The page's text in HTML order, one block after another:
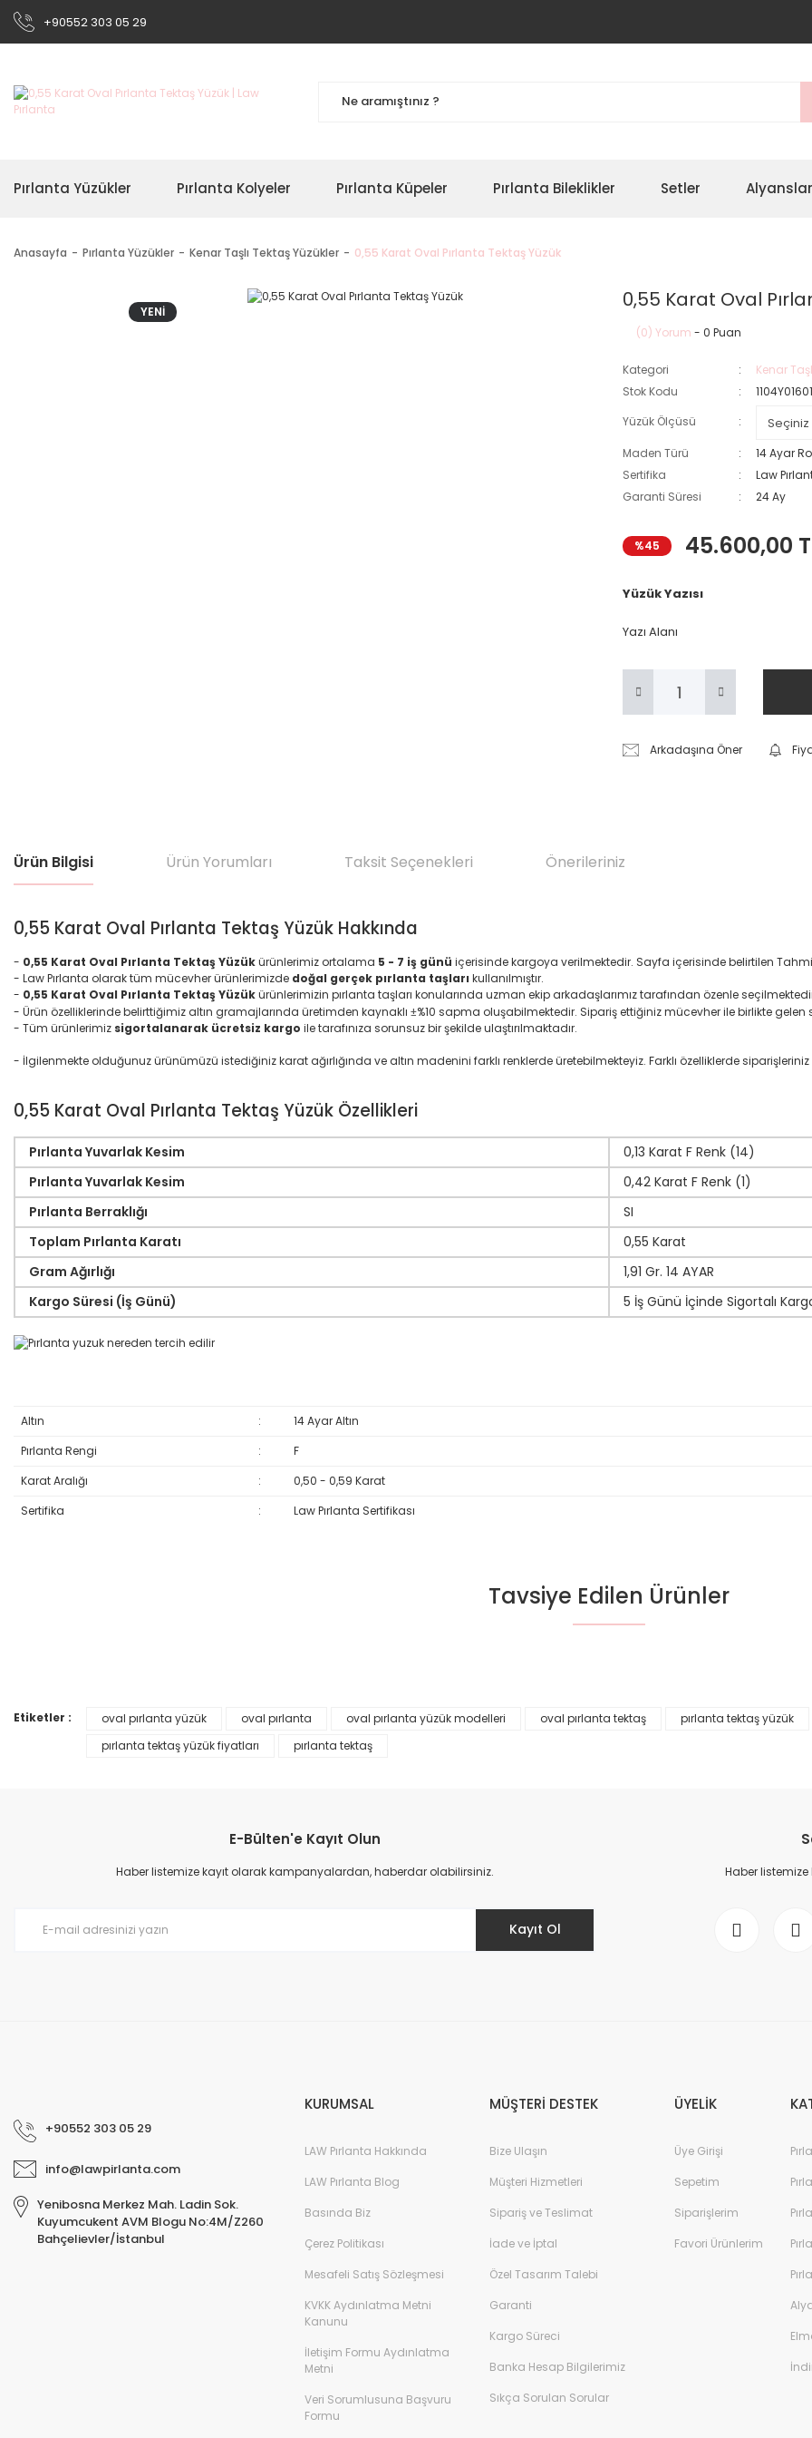
+90552 303 05 29
Pırlanta Yüzükler Pırlanta Kolyeler Pırlanta Küpeler Pırlanta Bileklikler Setler Alyanslar
Anasayfa Pırlanta Yüzükler Kenar Taşlı Tektaş Yüzükler 0,55 Karat Oval Pırlanta Tektaş Yüzük
YENİ 0,55 Karat Oval
(0) Yorum - 0 Puan
Kategori Kenar
Stok Kodu
Yüzük Ölçüsü
Maden Türü
14 Ayar
Sertifika
Law
Garanti Süresi
24 Ay
%45 45.600,00
Yüzük Yazısı
Yazı Alanı
Arkadaşına Öner
Ürün Bilgisi Ürün Yorumları Taksit Seçenekleri Önerileriniz
0,55 Karat Oval Pırlanta Tektaş Yüzük Hakkında
- 0,55 Karat Oval Pırlanta Tektaş Yüzükürünlerimiz ortalama 5 - 7 iş günü içerisinde kargoya verilmektedir. Sayfa içerisinde belirtilen
- Law Pırlanta olarak tüm mücevher ürünlerimizde doğal gerçek pırlanta taşları kullanılmıştır.
- 0,55 Karat Oval Pırlanta Tektaş Yüzükürünlerimizin pırlanta taşları konularında uzman ekip arkadaşlarımız tarafından özenle
- Ürün özelliklerinde belirttiğimiz altın gramajlarında üretimden kaynaklı ±%10 sapma oluşabilmektedir. Sipariş ettiğiniz mücevher ile birlikte
- Tüm ürünlerimiz sigortalanarak ücretsiz kargo ile tarafınıza sorunsuz bir şekilde ulaştırılmaktadır.
- İlgilenmekte olduğunuz ürünümüzü istediğiniz karat ağırlığında ve altın madenini farklı renklerde üretebilmekteyiz. Farklı özelliklerde
0,55 Karat Oval Pırlanta Tektaş Yüzük Özellikleri
Pırlanta Yuvarlak Kesim
0,13 Karat F Renk (14)
Pırlanta Yuvarlak Kesim
0,42 Karat F Renk (1)
Pırlanta Berraklığı
SI
Toplam Pırlanta Karatı
0,55 Karat
Gram Ağırlığı
1,91 Gr. 14 AYAR
Kargo Süresi (İş Günü)
5 İş Günü İçinde Sigortalı
Altın :
14 Ayar Altın
Pırlanta Rengi
:
F
Karat Aralığı
:
0,50 - 0,59 Karat
Sertifika
: Law Pırlanta Sertifikası
Bu ürüne ilk yorumu siz yapın!
Bu ürünün fiyat bilgisi, resim, ürün açıklamalarında ve diğer konularda yetersiz gördüğünüz noktaları öneri formunu kullanarak tarafımıza
Ürün bilgilerinde hatalar bulunuyor.
Tavsiye Edilen Ürünler
0,23 Karat Pırlanta Oval
0,30 Karat Pırlanta Oval Tektaş Yüzük F-SI 14K - IDL Sertifikalı
54.000,00 TL
Etiketler : oval pırlanta yüzük oval pırlanta oval pırlanta yüzük modelleri oval pırlanta tektaş pırlanta tektaş yüzük
pırlanta tektaş yüzük fiyatları
pırlanta tektaş
E-Bülten'e Kayıt Olun
Haber listemize kayıt olarak kampanyalardan, haberdar olabilirsiniz.
Kayıt Ol
Haber
+90552 303 05 29
info@lawpirlanta.com
Yenibosna Merkez Mah. Ladin Sok.
Kuyumcukent AVM Blogu No:4M/Z260
Bahçelievler/İstanbul
KURUMSAL
LAW Pırlanta Hakkında
LAW Pırlanta Blog
Basında Biz
Çerez Politikası
Mesafeli Satış Sözleşmesi
KVKK Aydınlatma Metni
Kanunu
İletişim Formu Aydınlatma
Metni
Veri Sorumlusuna Başvuru
Formu
MÜŞTERİ DESTEK
Bize Ulaşın
Müşteri Hizmetleri
Sipariş ve Teslimat
İade ve İptal
Özel Tasarım Talebi
Garanti
Kargo Süreci
Banka Hesap Bilgilerimiz
Sıkça Sorulan Sorular
ÜYELİK
Üye Girişi
Sepetim
Siparişlerim
Favori Ürünlerim